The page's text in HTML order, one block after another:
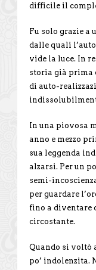
difficile il
Fu solo grazie a
dalle quali
vide la luce. In
storia già prima
di auto-
In una piovosa
anno e mezzo
sua leggenda
alzarsi. Per un
semi-
per guardare
fino a diventare
circostante.
Quando si voltò
po’ indolenzita.